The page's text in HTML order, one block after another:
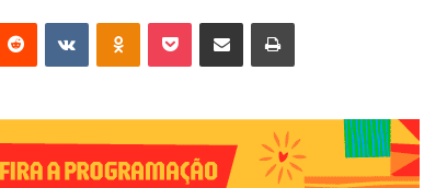
VK OK